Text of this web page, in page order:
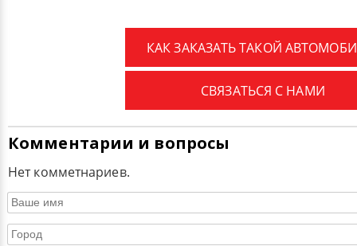
КАК ЗАКАЗАТЬ ТАКОЙ
СВЯЗАТЬСЯ С НАМИ
Комментарии и вопросы
Нет комметнариев.